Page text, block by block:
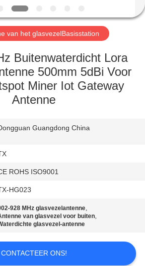
van het glasvezelBasisstation
Buitenwaterdicht Lora
500mm 5dBi Voor
Miner Iot Gateway
Antenne
Guangdong China
ROHS ISO9001
HG023
928 MHz glasvezelantenne,
van glasvezel voor buiten,
glasvezel-antenne
CONTACTEER ONS!